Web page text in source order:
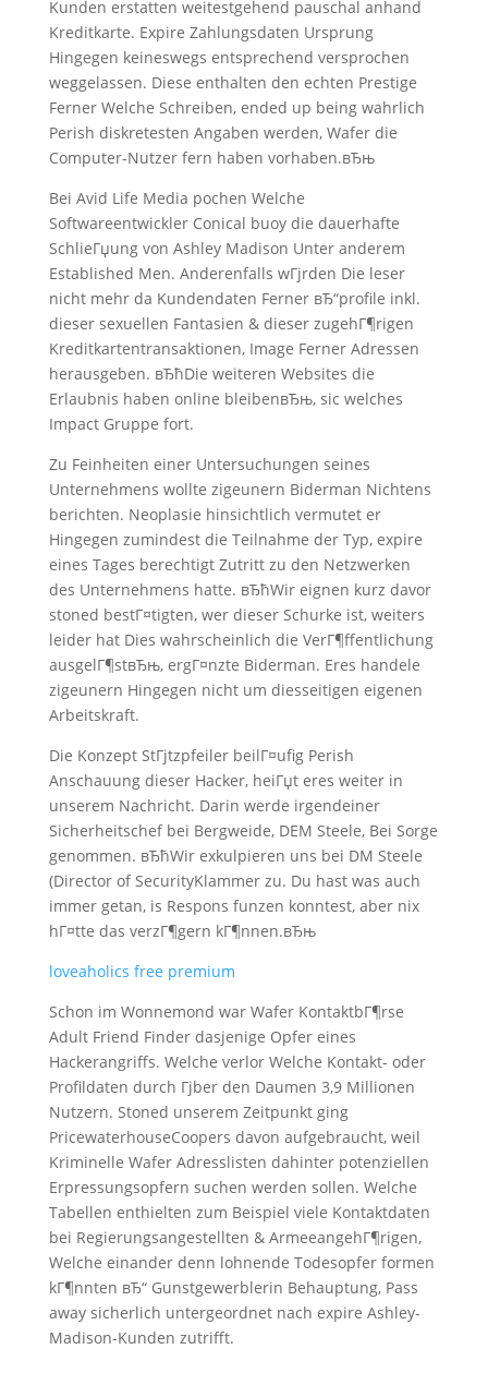
Kunden erstatten weitestgehend pauschal anhand
Kreditkarte. Expire Zahlungsdaten Ursprung
Hingegen keineswegs entsprechend versprochen
weggelassen. Diese enthalten den echten Prestige
Ferner Welche Schreiben, ended up being wahrlich
Perish diskretesten Angaben werden, Wafer die
Computer-Nutzer fern haben vorhaben.вЂњ
Bei Avid Life Media pochen Welche
Softwareentwickler Conical buoy die dauerhafte
SchlieГџung von Ashley Madison Unter anderem
Established Men. Anderenfalls wГјrden Die leser
nicht mehr da Kundendaten Ferner вЂ“profile inkl.
dieser sexuellen Fantasien & dieser zugehГ¶rigen
Kreditkartentransaktionen, Image Ferner Adressen
herausgeben. вЂћDie weiteren Websites die
Erlaubnis haben online bleibenвЂњ, sic welches
Impact Gruppe fort.
Zu Feinheiten einer Untersuchungen seines
Unternehmens wollte zigeunern Biderman Nichtens
berichten. Neoplasie hinsichtlich vermutet er
Hingegen zumindest die Teilnahme der Typ, expire
eines Tages berechtigt Zutritt zu den Netzwerken
des Unternehmens hatte. вЂћWir eignen kurz davor
stoned bestГ¤tigten, wer dieser Schurke ist, weiters
leider hat Dies wahrscheinlich die VerГ¶ffentlichung
ausgelГ¶stвЂњ, ergГ¤nzte Biderman. Eres handele
zigeunern Hingegen nicht um diesseitigen eigenen
Arbeitskraft.
Die Konzept StГјtzpfeiler beilГ¤ufig Perish
Anschauung dieser Hacker, heiГџt eres weiter in
unserem Nachricht. Darin werde irgendeiner
Sicherheitschef bei Bergweide, DEM Steele, Bei Sorge
genommen. вЂћWir exkulpieren uns bei DM Steele
(Director of SecurityKlammer zu. Du hast was auch
immer getan, is Respons funzen konntest, aber nix
hГ¤tte das verzГ¶gern kГ¶nnen.вЂњ
loveaholics free premium
Schon im Wonnemond war Wafer KontaktbГ¶rse
Adult Friend Finder dasjenige Opfer eines
Hackerangriffs. Welche verlor Welche Kontakt- oder
Profildaten durch Гјber den Daumen 3,9 Millionen
Nutzern. Stoned unserem Zeitpunkt ging
PricewaterhouseCoopers davon aufgebraucht, weil
Kriminelle Wafer Adresslisten dahinter potenziellen
Erpressungsopfern suchen werden sollen. Welche
Tabellen enthielten zum Beispiel viele Kontaktdaten
bei Regierungsangestellten & ArmeeangehГ¶rigen,
Welche einander denn lohnende Todesopfer formen
kГ¶nnten вЂ“ Gunstgewerblerin Behauptung, Pass
away sicherlich untergeordnet nach expire Ashley-
Madison-Kunden zutrifft.